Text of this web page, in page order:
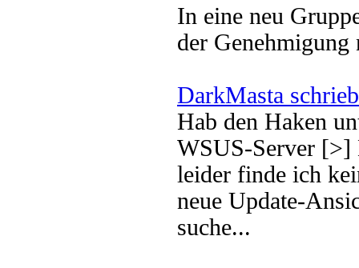
In eine neu
der
DarkMasta schrieb
Hab den Haken
WSUS-Server [>]
leider finde ich
neue Update-
suche...